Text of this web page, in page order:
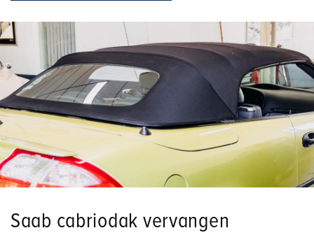
Saab cabriodak vervangen